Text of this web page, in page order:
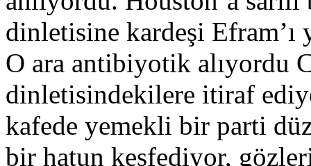
dinletisine kardeşi
O ara antibiyotik alıyordu
dinletisindekilere itiraf
kafede yemekli bir parti
bir hatun keşfediyor,